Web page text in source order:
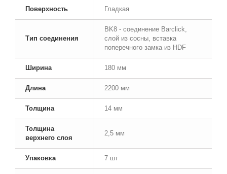
Поверхность Гладкая
Тип соединения
BK8 - соединение Barclick,
слой из сосны, вставка
поперечного замка из HDF
Ширина 180 мм
Длина 2200 мм
Толщина 14 мм
Толщина
верхнего слоя
2,5 мм
Упаковка 7 шт